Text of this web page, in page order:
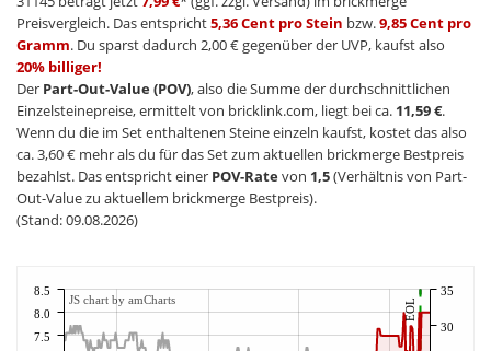
Preisvergleich. Das entspricht5,36 Cent pro Stein bzw.9,85 Cent pro
Gramm. Du sparst dadurch 2,00 € gegenüber der UVP, kaufst also
20% billiger!
Der Part-Out-Value (POV), also die Summe der durchschnittlichen
Einzelsteinepreise, ermittelt von bricklink.com, liegt bei ca. 11,59 €.
Wenn du die im Set enthaltenen Steine einzeln kaufst, kostet das also
ca. 3,60 € mehr als du für das Set zum aktuellen brickmerge Bestpreis
bezahlst. Das entspricht einer POV-Ratevon 1,5(Verhältnis von Part-
Out-Value zu aktuellem brickmerge Bestpreis).
(Stand: 09.08.2026)
EOL
7.5
8.0
8.5
30
35
JS chart by amCharts